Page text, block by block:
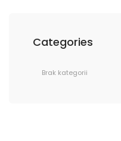
Categories
Brak kategorii